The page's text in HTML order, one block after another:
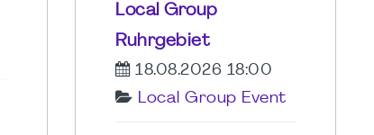
Local Group
Ruhrgebiet
18.08.2026 18:00
Local Group Event